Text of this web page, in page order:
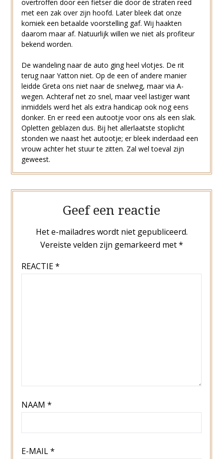
overtroffen door een fietser die door de straten reed
met een zak over zijn hoofd. Later bleek dat onze
komiek een betaalde voorstelling gaf. Wij haakten
daarom maar af. Natuurlijk willen we niet als profiteur
bekend worden.
De wandeling naar de auto ging heel vlotjes. De rit
terug naar Yatton niet. Op de een of andere manier
leidde Greta ons niet naar de snelweg, maar via A-
wegen. Achteraf net zo snel, maar veel lastiger want
inmiddels werd het als extra handicap ook nog eens
donker. En er reed een autootje voor ons als een slak.
Opletten geblazen dus. Bij het allerlaatste stoplicht
stonden we naast het autootje; er bleek inderdaad een
vrouw achter het stuur te zitten. Zal wel toeval zijn
geweest.
Geef een reactie
Het e-mailadres wordt niet gepubliceerd.
Vereiste velden zijn gemarkeerd met*
REACTIE*
NAAM *
E-MAIL*